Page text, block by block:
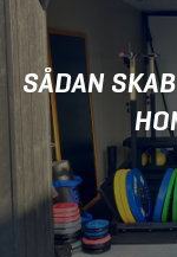
SÅDAN